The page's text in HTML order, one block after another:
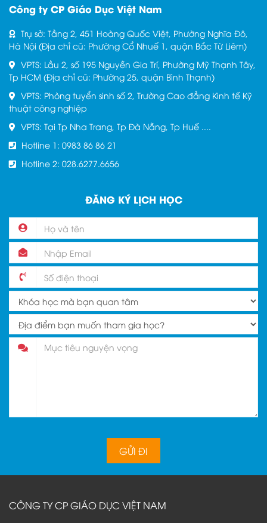
Công ty CP Giáo Dục Việt Nam
Trụ sở: Tầng 2, 451 Hoàng Quốc Việt, Phường Nghĩa Đô,
Hà Nội (Địa chỉ cũ: Phường Cổ Nhuế 1, quận Bắc Từ Liêm)
VPTS: Lầu 2, số 195 Nguyễn Gia Trí, Phường Mỹ Thạnh Tây,
Tp HCM (Địa chỉ cũ: Phường 25, quận Bình Thạnh)
VPTS: Phòng tuyển sinh số 2, Trường Cao đẳng Kinh tế Kỹ
thuật công nghiệp
VPTS: Tại Tp Nha Trang, Tp Đà Nẵng, Tp Huế ....
Hotline 1: 0983 86 86 21
Hotline 2: 028.6277.6656
ĐĂNG KÝ LỊCH HỌC
CÔNG TY CP GIÁO DỤC VIỆT NAM